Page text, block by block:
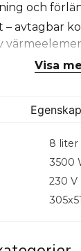
och
– avtagbar
via
tuff
gör att du
för
Visa
8 liter
3500
230 V